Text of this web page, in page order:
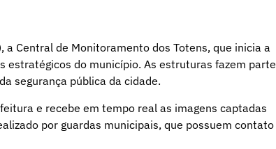
Central de Monitoramento dos Totens, que inicia a
estratégicos do município. As estruturas fazem parte
segurança pública da cidade.
e recebe em tempo real as imagens captadas
por guardas municipais, que possuem contato